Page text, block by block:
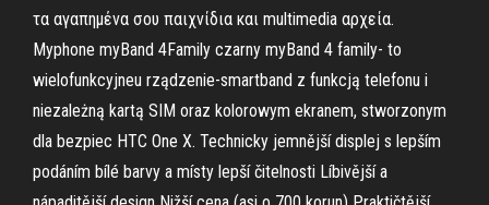
τα αγαπημένα σου παιχνίδια και multimedia αρχεία.
Myphone myBand 4Family czarny myBand 4 family- to
wielofunkcyjneu rządzenie-smartband z funkcją telefonu i
niezależną kartą SIM oraz kolorowym ekranem, stworzonym
dla bezpiec HTC One X. Technicky jemnější displej s lepším
podáním bílé barvy a místy lepší čitelnosti Líbivější a